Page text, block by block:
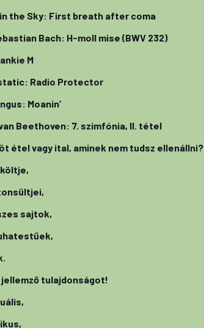
in the Sky: First breath after coma
Bach: H-moll mise (BWV 232)
M
Radio Protector
Moanin’
Beethoven: 7. szimfónia, II. tétel
étel vagy ital, aminek nem tudsz ellenállni?
sajtok,
jellemző tulajdonságot!